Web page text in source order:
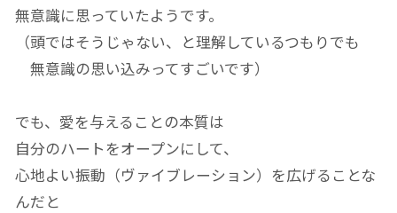
無意識に思っていたようです。
（頭ではそうじゃない、と理解しているつもりでも
無意識の思い込みってすごいです）
でも、愛を与えることの本質は
自分のハートをオープンにして、
心地よい振動（ヴァイブレーション）を広げることな
んだと